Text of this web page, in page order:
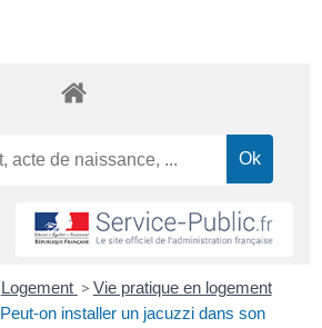
Logement > Vie pratique en logement
Peut-on installer un jacuzzi dans son